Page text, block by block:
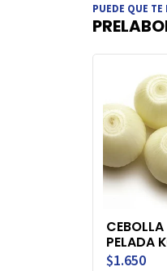
PUEDE QUE
PELADA
$1.650